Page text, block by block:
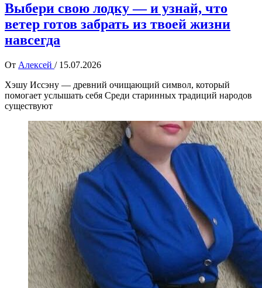
Выбери свою лодку — и узнай, что
ветер готов забрать из твоей жизни
навсегда
От Алексей / 15.07.2026
Хэшу Иссэну — древний очищающий символ, который
помогает услышать себя Среди старинных традиций народов
существуют